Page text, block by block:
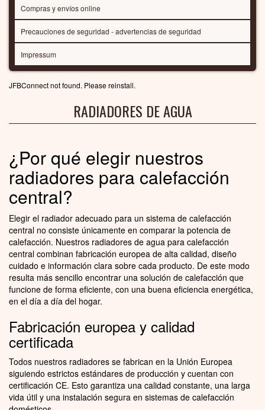
Compras y envíos online
Precauciones de seguridad - advertencias de seguridad
Impressum
JFBConnect not found. Please reinstall.
RADIADORES DE AGUA
¿Por qué elegir nuestros
radiadores para calefacción
central?
Elegir el radiador adecuado para un sistema de calefacción
central no consiste únicamente en comparar la potencia de
calefacción. Nuestros radiadores de agua para calefacción
central combinan fabricación europea de alta calidad, diseño
cuidado e información clara sobre cada producto. De este modo
resulta más sencillo encontrar una solución de calefacción que
funcione de forma eficiente, con una buena eficiencia energética,
en el día a día del hogar.
Fabricación europea y calidad
certificada
Todos nuestros radiadores se fabrican en la Unión Europea
siguiendo estrictos estándares de producción y cuentan con
certificación CE. Esto garantiza una calidad constante, una larga
vida útil y una instalación segura en sistemas de calefacción